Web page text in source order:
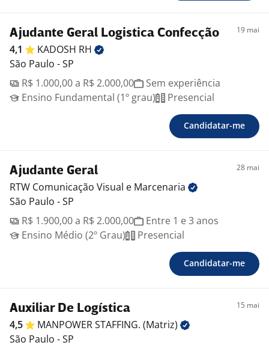
Ajudante Geral Logistica Confecção 19 mai
4,1 KADOSH RH
São Paulo - SP
R$ 1.000,00 a R$ 2.000,00
Sem experiência
Ensino Fundamental (1º grau)
Presencial
Candidatar-me
Ajudante Geral 28 mai
RTW Comunicação Visual e Marcenaria
São Paulo - SP
R$ 1.900,00 a R$ 2.000,00
Entre 1 e 3 anos
Ensino Médio (2º Grau)
Presencial
Candidatar-me
Auxiliar De Logística 15 mai
4,5 MANPOWER STAFFING. (Matriz)
São Paulo - SP